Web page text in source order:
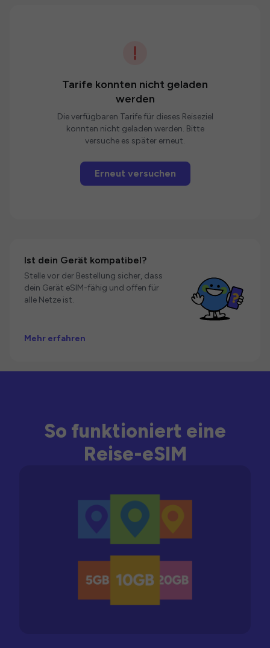
Tarife konnten nicht geladen
werden
Die verfügbaren Tarife für dieses Reiseziel
konnten nicht geladen werden. Bitte
versuche es später erneut.
Erneut versuchen
Ist dein Gerät kompatibel?
Stelle vor der Bestellung sicher, dass
dein Gerät eSIM-fähig und offen für
alle Netze ist.
Mehr erfahren
So funktioniert eine
Reise-eSIM